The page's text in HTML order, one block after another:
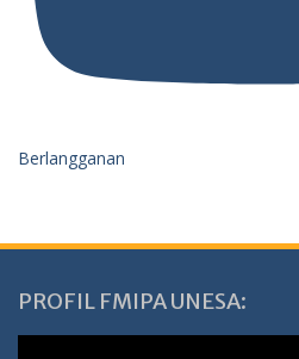
Berlangganan
PROFIL FMIPA UNESA: